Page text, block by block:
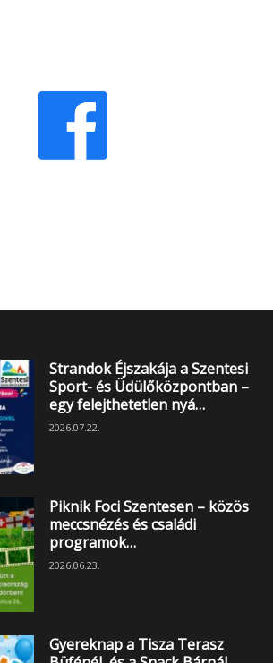
Strandok Éjszakája a Szentesi
Sport- és Üdülőközpontban –
egy felejthetetlen nyá…
2026.07.22.
Piknik Foci Szentesen – közös
meccsnézés és családi
programok…
2026.06.23.
Gyereknap a Tisza Terasz